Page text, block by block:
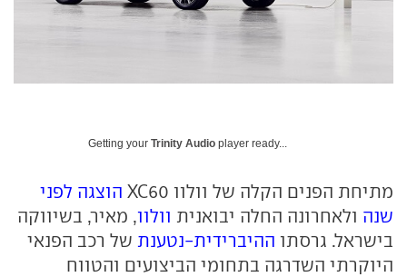
Getting your Trinity Audio player ready...
מתיחת הפנים הקלה של וולוו XC60
הוצגה לפני
שנה ולאחרונה החלה יבואנית וולוו, מאיר, בשיווקה
בישראל. גרסתו ההיברידית-נטענת של רכב הפנאי
היוקרתי השדרגה בתחומי הביצועים והטווח